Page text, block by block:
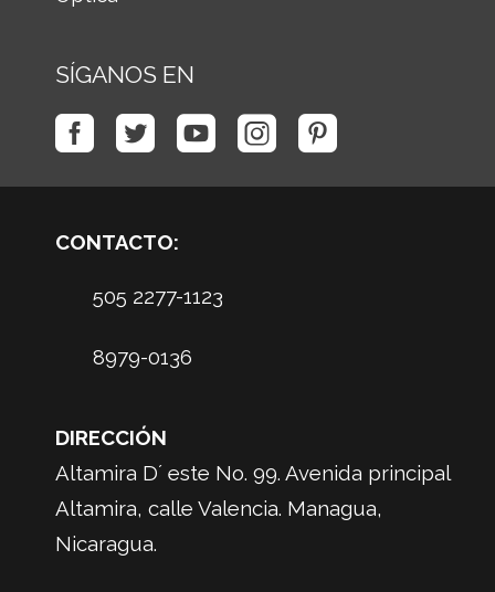
SÍGANOS EN
CONTACTO:
505 2277-1123
8979-0136
DIRECCIÓN
Altamira D´ este No. 99. Avenida principal
Altamira, calle Valencia. Managua,
Nicaragua.